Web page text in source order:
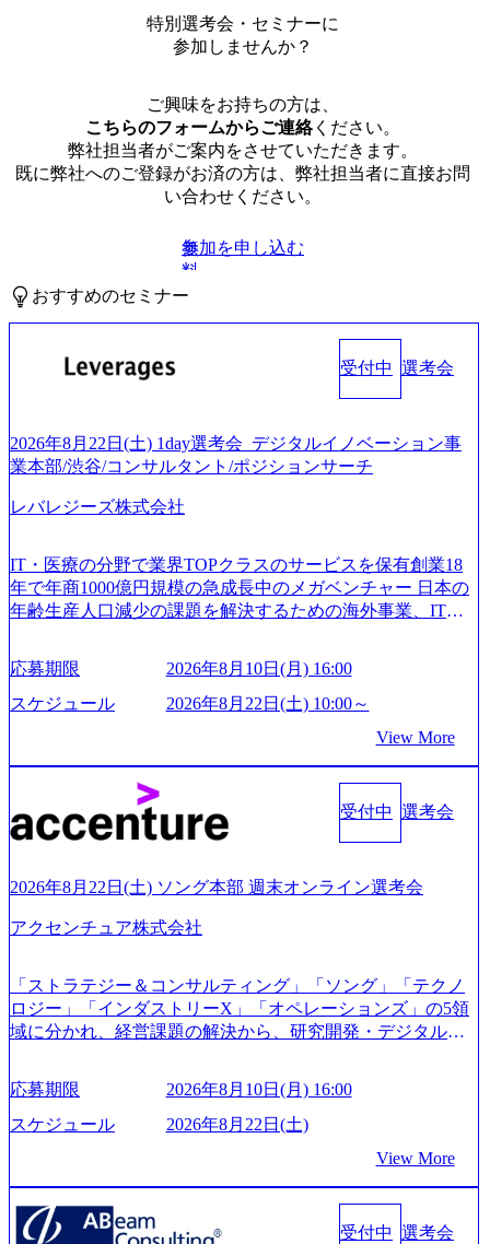
特別選考会・セミナーに
参加しませんか？
ご興味をお持ちの方は、
こちらのフォームからご連絡ください。
弊社担当者がご案内をさせていただきます。
既に弊社へのご登録がお済の方は、弊社担当者に直接お問
い合わせください。
無
料
参加を申し込む
おすすめのセミナー
受付中 選考会
2026年8月22日(土) 1day選考会_デジタルイノベーション事
業本部/渋谷/コンサルタント/ポジションサーチ
レバレジーズ株式会社
IT・医療の分野で業界TOPクラスのサービスを保有創業18
年で年商1000億円規模の急成長中のメガベンチャー 日本の
年齢生産人口減少の課題を解決するための海外事業、IT事
以上の事業を展開する オールインハウスの組織体制をとっ
ており社内で新しい事業開発などの人員調達できる 独立資
本経営をとっており、事業創造の自由度が高い https://storag
s/20240925162633_7242d0de-3e54-4f03-b076-00318d5c0dff_120
0x644.webp レバレジーズ株式会社 会社説明資料 (https://spea
kerdeck.com/leverages/leverages-hui-she-shao-jie-zi-liao-zhong-tu-
cai-yong-xiang-ke) 「働く人」「事業・サービス」「カルチャ
ー」など、レバレジーズのリアルを取り上げています！ (htt
「外国人留学生等受入環境整備事業委託業務」を受託 (http
s://prtimes.jp/main/html/rd/p/000000612.000010591.html) レバレ
ジーズ、モチベーション管理システム「NALYSYS」リリー
m/@leveragesCh) レバレジーズで活躍するメンバー紹介！〜
管理職種編 〜 (https://www.youtube.com/watch?v=RETwZKac2
UI) レバレジーズで活躍するメンバー紹介！〜 営業職種編
来黒字を維持し、急成長中でありながら安定した事業を展
円を目指す日本にもなかなかないメガベンチャー。創業か
ら黒字経営。年間130%成長 https://storage.googleapis.com/our-
527843-d227-4df8-b86c-5587f843fdf6_1200x471.webp https://stor
age.googleapis.com/our-vision-production.appspot.com/public/imag
es/20251030164946_dc0888f6-0539-4887-84d7-34c8d8544226_1
応募期限
2026年8月10日(月) 16:00
スケジュール
2026年8月22日(土) 10:00～
View More
受付中 選考会
2026年8月22日(土) ソング本部 週末オンライン選考会
アクセンチュア株式会社
「ストラテジー＆コンサルティング」「ソング」「テクノ
ロジー」「インダストリーX」「オペレーションズ」の5領
域に分かれ、経営課題の解決から、研究開発・デジタル・
グ領域からその実行的側面であるITサービスの提供まで一
貫して支援する総合系・IT系ファームである あらゆる産業
において非常に良質な顧客基盤を築いており、Fortune Globa
手掛けたプロジェクトは「ファーストリテイリングにおけ
るグローバル化」「資生堂グループのDX化支援」「ヴィヴ
ィアン・ウエストウッドの製品開発」など多岐にわたる コ
ンサルティング活動のみならず、2021年にはKDDIと合弁会
応募期限
2026年8月10日(月) 16:00
スケジュール
2026年8月22日(土)
View More
受付中 選考会